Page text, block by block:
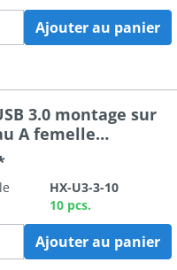
Ajouter au panier
3.0 montage sur
A femelle
IP67, corde
A mâle, 1m
HX-U3-3-10
10 pcs.
Ajouter au panier